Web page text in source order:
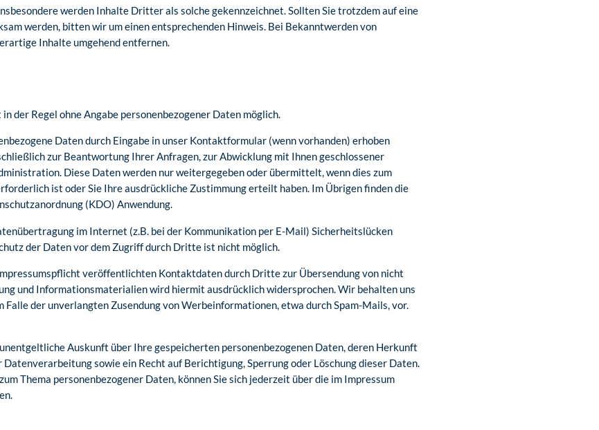
werden Inhalte Dritter als solche gekennzeichnet. Sollten Sie trotzdem auf eine
werden, bitten wir um einen entsprechenden Hinweis. Bei Bekanntwerden von
Inhalte umgehend entfernen.
der Regel ohne Angabe personenbezogener Daten möglich.
Daten durch Eingabe in unser Kontaktformular (wenn vorhanden) erhoben
zur Beantwortung Ihrer Anfragen, zur Abwicklung mit Ihnen geschlossener
Diese Daten werden nur weitergegeben oder übermittelt, wenn dies zum
ist oder Sie Ihre ausdrückliche Zustimmung erteilt haben. Im Übrigen finden die
(KDO) Anwendung.
im Internet (z.B. bei der Kommunikation per E-Mail) Sicherheitslücken
der Daten vor dem Zugriff durch Dritte ist nicht möglich.
veröffentlichten Kontaktdaten durch Dritte zur Übersendung von nicht
und Informationsmaterialien wird hiermit ausdrücklich widersprochen. Wir behalten uns
der unverlangten Zusendung von Werbeinformationen, etwa durch Spam-Mails, vor.
Auskunft über Ihre gespeicherten personenbezogenen Daten, deren Herkunft
Datenverarbeitung sowie ein Recht auf Berichtigung, Sperrung oder Löschung dieser Daten.
Thema personenbezogener Daten, können Sie sich jederzeit über die im Impressum